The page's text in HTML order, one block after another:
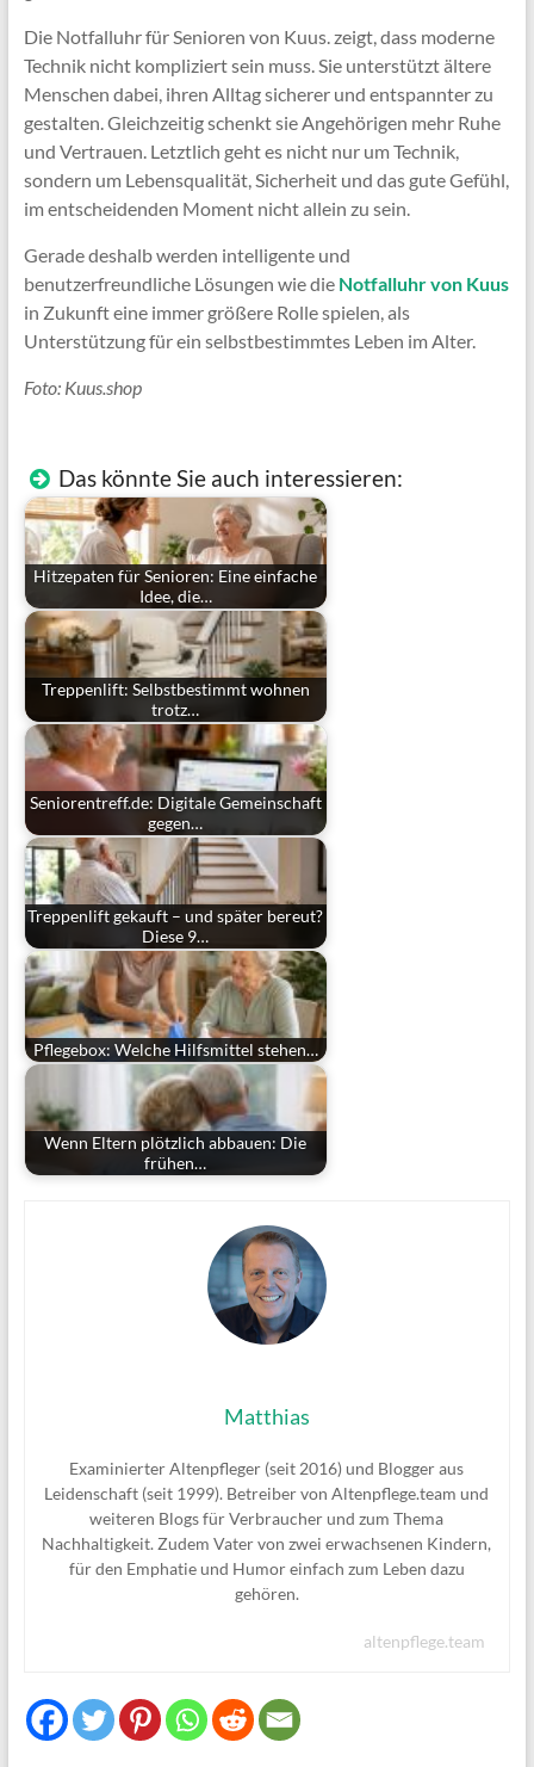
Die Notfalluhr für Senioren von Kuus. zeigt, dass moderne
Technik nicht kompliziert sein muss. Sie unterstützt ältere
Menschen dabei, ihren Alltag sicherer und entspannter zu
gestalten. Gleichzeitig schenkt sie Angehörigen mehr Ruhe
und Vertrauen. Letztlich geht es nicht nur um Technik,
sondern um Lebensqualität, Sicherheit und das gute Gefühl,
im entscheidenden Moment nicht allein zu sein.
Gerade deshalb werden intelligente und
benutzerfreundliche Lösungen wie die Notfalluhr von Kuus
in Zukunft eine immer größere Rolle spielen, als
Unterstützung für ein selbstbestimmtes Leben im Alter.
Foto: Kuus.shop
Das könnte Sie auch interessieren:
Hitzepaten für Senioren: Eine einfache
Idee, die…
Treppenlift: Selbstbestimmt wohnen
trotz…
Seniorentreff.de: Digitale Gemeinschaft
gegen…
Treppenlift gekauft – und später bereut?
Diese 9…
Pflegebox: Welche Hilfsmittel stehen…
Wenn Eltern plötzlich abbauen: Die
frühen…
Matthias
Examinierter Altenpfleger (seit 2016) und Blogger aus
Leidenschaft (seit 1999). Betreiber von Altenpflege.team und
weiteren Blogs für Verbraucher und zum Thema
Nachhaltigkeit. Zudem Vater von zwei erwachsenen Kindern,
für den Emphatie und Humor einfach zum Leben dazu
gehören.
altenpflege.team